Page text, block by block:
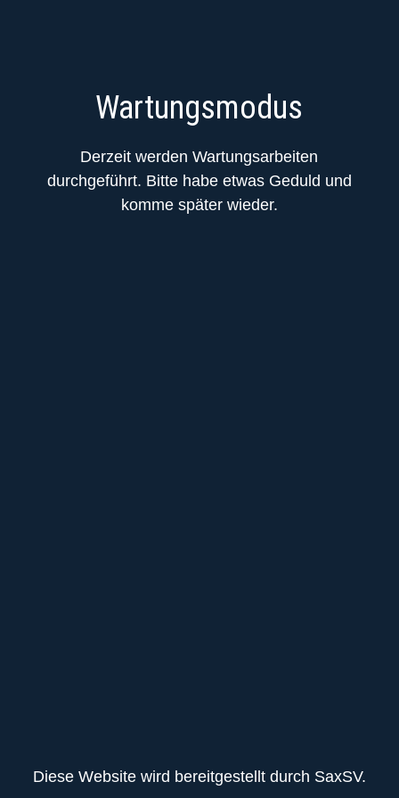
Wartungsmodus
Derzeit werden Wartungsarbeiten
durchgeführt. Bitte habe etwas Geduld und
komme später wieder.
Diese Website wird bereitgestellt durch SaxSV.